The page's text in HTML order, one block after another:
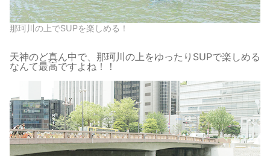
那珂川の上でSUPを楽しめる！
天神のど真ん中で、那珂川の上をゆったりSUPで楽しめる
なんて最高ですよね！！